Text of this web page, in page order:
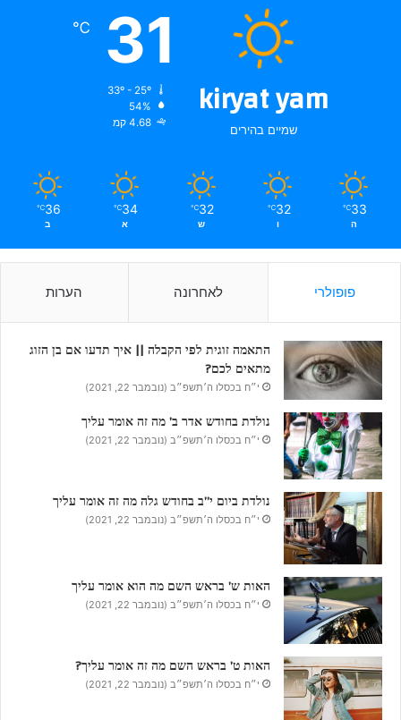
kiryat yam
שמיים בהירים
31
℃
54%
4.68 קמ
33
℃
ה
32
℃
ו
32
℃
ש
34
℃
א
36
℃
ב
פופולרי לאחרונה הערות
התאמה זוגית לפי הקבלה || איך תדעו אם בן הזוג
מתאים לכם?
י״ח בכסלו ה׳תשפ״ב (נובמבר 22, 2021)
נולדת בחודש אדר ב’ מה זה אומר עליך
י״ח בכסלו ה׳תשפ״ב (נובמבר 22, 2021)
נולדת ביום י”ב בחודש גלה מה זה אומר עליך
י״ח בכסלו ה׳תשפ״ב (נובמבר 22, 2021)
האות ש’ בראש השם מה הוא אומר עליך
י״ח בכסלו ה׳תשפ״ב (נובמבר 22, 2021)
האות ט’ בראש השם מה זה אומר עליך?
י״ח בכסלו ה׳תשפ״ב (נובמבר 22, 2021)